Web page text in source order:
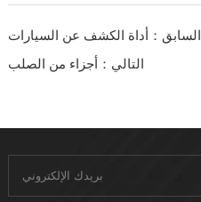
السابق：أداة الكشف عن السيارات
التالي：أجزاء من الصلب